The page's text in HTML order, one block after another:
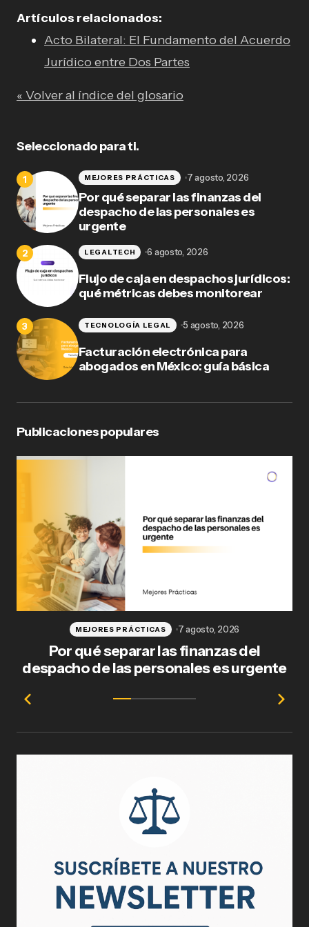
Artículos relacionados:
Acto Bilateral: El Fundamento del Acuerdo
Jurídico entre Dos Partes
« Volver al índice del glosario
Seleccionado para ti.
Por qué separar las finanzas del
despacho de las personales es
urgente
MEJORES PRÁCTICAS 7 agosto, 2026
Flujo de caja en despachos jurídicos:
qué métricas debes monitorear
LEGALTECH 6 agosto, 2026
Facturación electrónica para
abogados en México: guía básica
TECNOLOGÍA LEGAL 5 agosto, 2026
Publicaciones populares
Por qué separar las finanzas del
despacho de las personales es urgente
MEJORES PRÁCTICAS 7 agosto, 2026